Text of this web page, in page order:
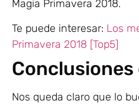
Magia Primavera 2018.
Te puede interesar: Los
Primavera 2018 [Top5]
Conclusiones
Nos queda claro que lo